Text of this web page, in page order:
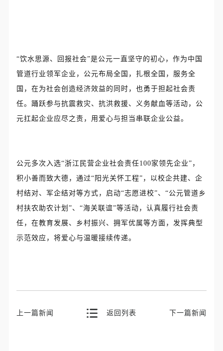
“饮水思源、回报社会”是公元一直坚守的初心，作为中国
管道行业领军企业，公元布局全国，扎根全国，服务全
国，在为社会创造经济效益的同时，也勇于担起社会责
任。踊跃参与抗震救灾、抗洪救援、义务献血等活动，公
元扛起企业应尽之责，用爱心与担当串联企业公益。
公元多次入选“浙江民营企业社会责任100家领先企业”，
积小善而致大德，通过“阳光关怀工程”，以校企共建、企
村结对、军企结对等方式，启动“志愿进校”、“公元管道乡
村扶农助农计划”、“海关联谊”等活动，认真履行社会责
任，在教育发展、乡村振兴、拥军优属等方面，发挥典型
示范效应，将爱心与温暖接续传递。
上一篇新闻 返回列表 下一篇新闻